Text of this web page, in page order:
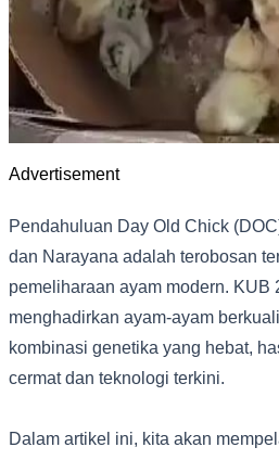
Advertisement
Pendahuluan Day Old Chick
dan Narayana adalah terobosan
pemeliharaan ayam modern. KUB
menghadirkan ayam-ayam
kombinasi genetika yang hebat,
cermat dan teknologi terkini.
Dalam artikel ini, kita akan